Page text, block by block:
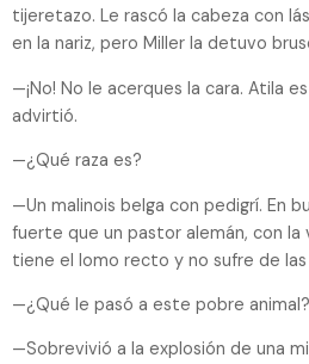
tijeretazo. Le rascó la cabeza con
en la nariz, pero Miller la detuvo
—¡No! No le acerques la cara. Atila
advirtió.
—¿Qué raza es?
—Un malinois belga con pedigrí. En
fuerte que un pastor alemán, con la
tiene el lomo recto y no sufre de las
—¿Qué le pasó a este pobre animal?
—Sobrevivió a la explosión de una